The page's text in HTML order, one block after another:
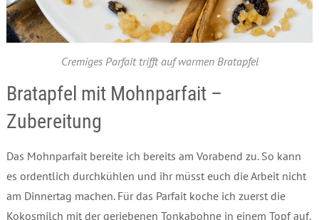
Cremiges Parfait trifft auf warmen Bratapfel
Bratapfel mit Mohnparfait –
Zubereitung
Das Mohnparfait bereite ich bereits am Vorabend zu. So kann
es ordentlich durchkühlen und ihr müsst euch die Arbeit nicht
am Dinnertag machen. Für das Parfait koche ich zuerst die
Kokosmilch mit der geriebenen Tonkabohne in einem Topf auf.